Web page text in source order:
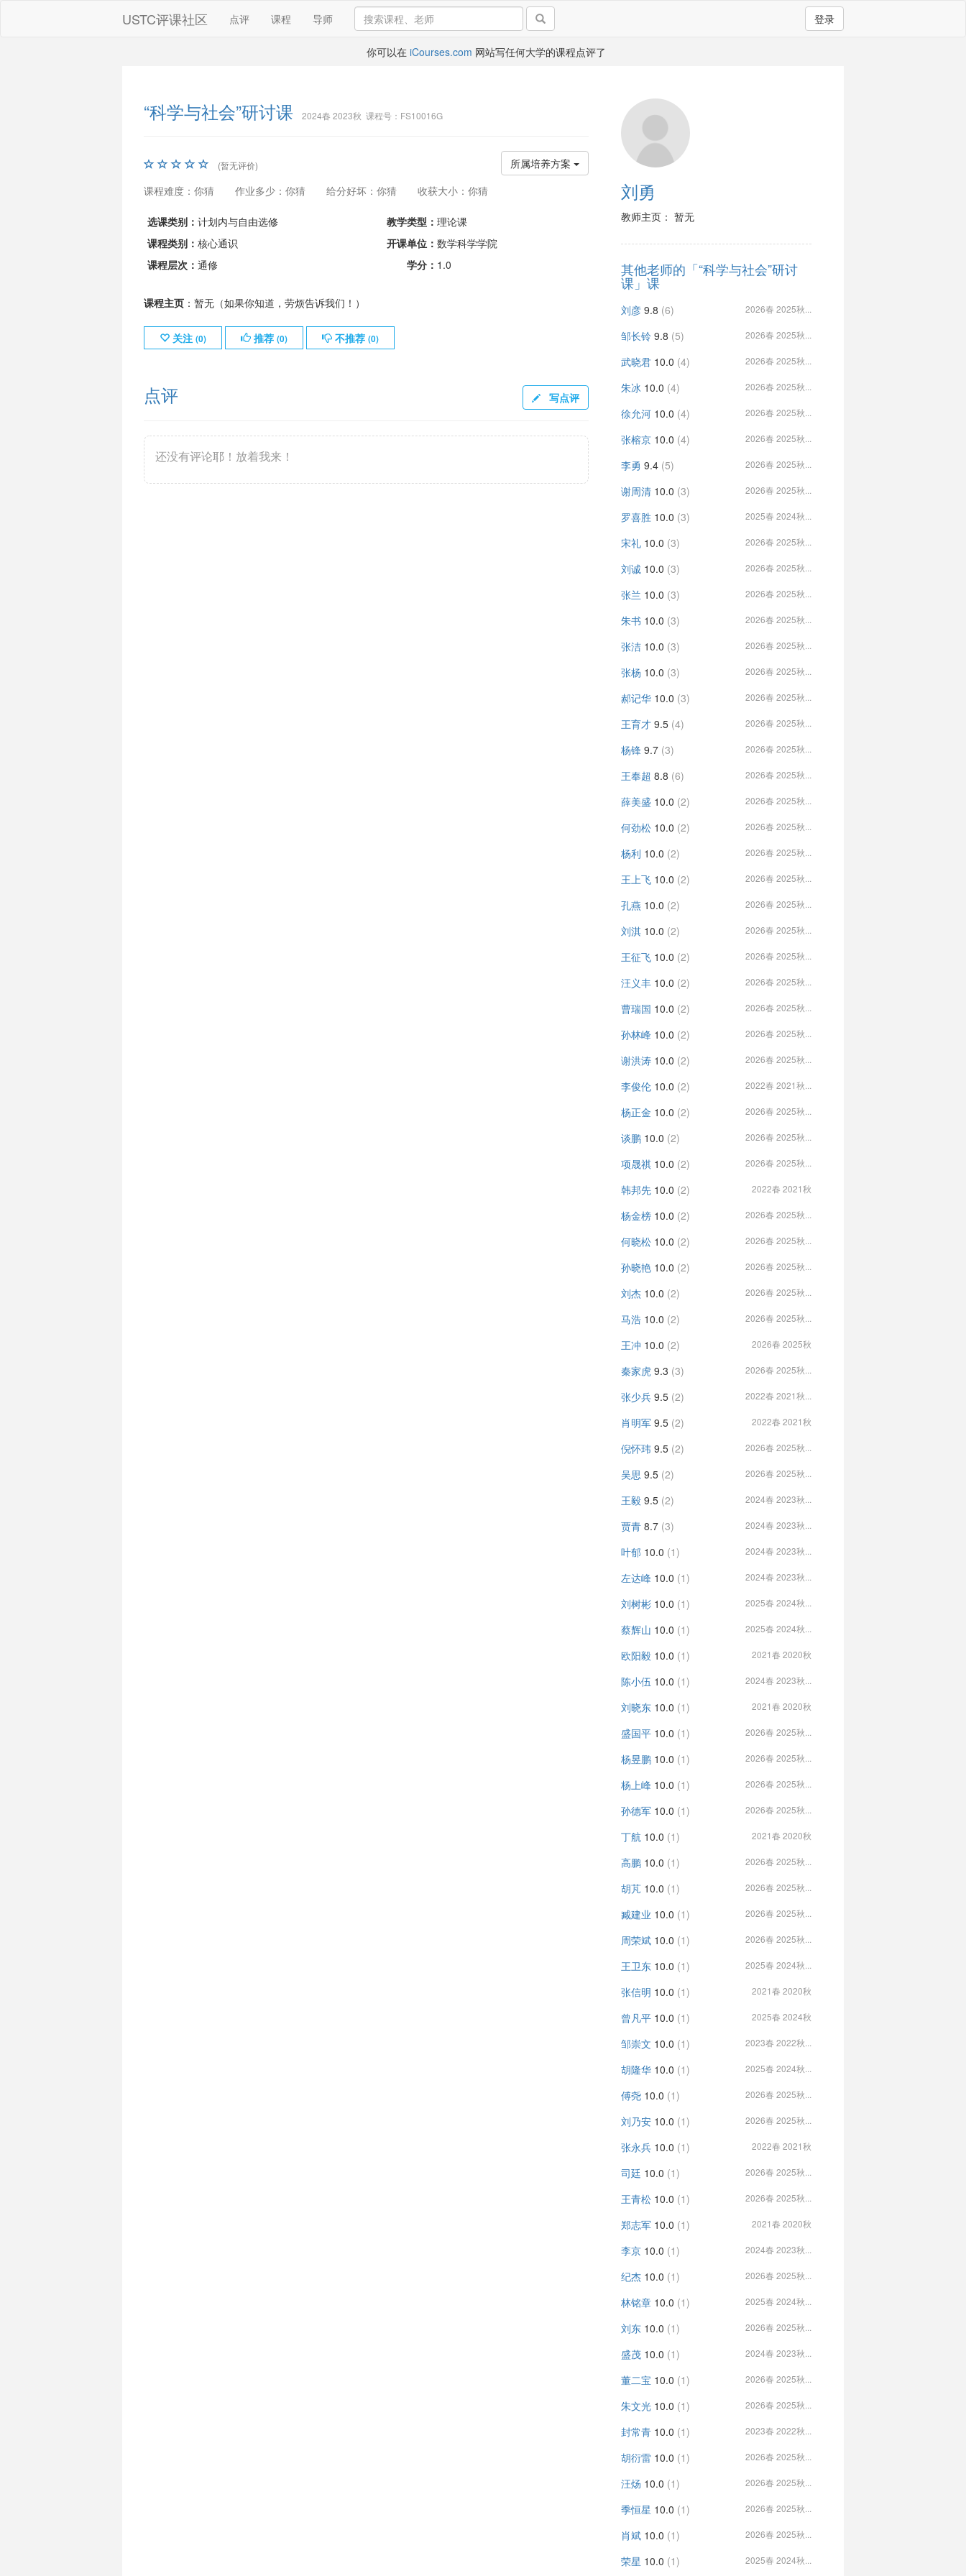
USTC评课社区 点评 课程 导师 登录
你可以在 iCourses.com 网站写任何大学的课程点评了
“科学与社会”研讨课 2024春 2023秋 课程号：FS10016G
所属培养方案
(暂无评价)
课程难度：你猜 作业多少：你猜 给分好坏：你猜 收获大小：你猜
选课类别： 计划内与自由选修 教学类型： 理论课
课程类别： 核心通识 开课单位： 数学科学学院
课程层次： 通修 学分： 1.0
课程主页：暂无（如果你知道，劳烦告诉我们！）
关注 (0) 推荐 (0) 不推荐 (0)
点评 写点评
还没有评论耶！放着我来！
刘勇
教师主页： 暂无
其他老师的「“科学与社会”研讨
课」课
刘彦 9.8 (6) 2026春 2025秋...
邹长铃 9.8 (5) 2026春 2025秋...
武晓君 10.0 (4) 2026春 2025秋...
朱冰 10.0 (4) 2026春 2025秋...
徐允河 10.0 (4) 2026春 2025秋...
张榕京 10.0 (4) 2026春 2025秋...
李勇 9.4 (5) 2026春 2025秋...
谢周清 10.0 (3) 2026春 2025秋...
罗喜胜 10.0 (3) 2025春 2024秋...
宋礼 10.0 (3) 2026春 2025秋...
刘诚 10.0 (3) 2026春 2025秋...
张兰 10.0 (3) 2026春 2025秋...
朱书 10.0 (3) 2026春 2025秋...
张洁 10.0 (3) 2026春 2025秋...
张杨 10.0 (3) 2026春 2025秋...
郝记华 10.0 (3) 2026春 2025秋...
王育才 9.5 (4) 2026春 2025秋...
杨锋 9.7 (3) 2026春 2025秋...
王奉超 8.8 (6) 2026春 2025秋...
薛美盛 10.0 (2) 2026春 2025秋...
何劲松 10.0 (2) 2026春 2025秋...
杨利 10.0 (2) 2026春 2025秋...
王上飞 10.0 (2) 2026春 2025秋...
孔燕 10.0 (2) 2026春 2025秋...
刘淇 10.0 (2) 2026春 2025秋...
王征飞 10.0 (2) 2026春 2025秋...
汪义丰 10.0 (2) 2026春 2025秋...
曹瑞国 10.0 (2) 2026春 2025秋...
孙林峰 10.0 (2) 2026春 2025秋...
谢洪涛 10.0 (2) 2026春 2025秋...
李俊伦 10.0 (2) 2022春 2021秋...
杨正金 10.0 (2) 2026春 2025秋...
谈鹏 10.0 (2) 2026春 2025秋...
项晟祺 10.0 (2) 2026春 2025秋...
韩邦先 10.0 (2) 2022春 2021秋
杨金榜 10.0 (2) 2026春 2025秋...
何晓松 10.0 (2) 2026春 2025秋...
孙晓艳 10.0 (2) 2026春 2025秋...
刘杰 10.0 (2) 2026春 2025秋...
马浩 10.0 (2) 2026春 2025秋...
王冲 10.0 (2) 2026春 2025秋
秦家虎 9.3 (3) 2026春 2025秋...
张少兵 9.5 (2) 2022春 2021秋...
肖明军 9.5 (2) 2022春 2021秋
倪怀玮 9.5 (2) 2026春 2025秋...
吴思 9.5 (2) 2026春 2025秋...
王毅 9.5 (2) 2024春 2023秋...
贾青 8.7 (3) 2024春 2023秋...
叶郁 10.0 (1) 2024春 2023秋...
左达峰 10.0 (1) 2024春 2023秋...
刘树彬 10.0 (1) 2025春 2024秋...
蔡辉山 10.0 (1) 2025春 2024秋...
欧阳毅 10.0 (1) 2021春 2020秋
陈小伍 10.0 (1) 2024春 2023秋...
刘晓东 10.0 (1) 2021春 2020秋
盛国平 10.0 (1) 2026春 2025秋...
杨昱鹏 10.0 (1) 2026春 2025秋...
杨上峰 10.0 (1) 2026春 2025秋...
孙德军 10.0 (1) 2026春 2025秋...
丁航 10.0 (1) 2021春 2020秋
高鹏 10.0 (1) 2026春 2025秋...
胡芃 10.0 (1) 2026春 2025秋...
臧建业 10.0 (1) 2026春 2025秋...
周荣斌 10.0 (1) 2026春 2025秋...
王卫东 10.0 (1) 2025春 2024秋...
张信明 10.0 (1) 2021春 2020秋
曾凡平 10.0 (1) 2025春 2024秋
邹崇文 10.0 (1) 2023春 2022秋...
胡隆华 10.0 (1) 2025春 2024秋...
傅尧 10.0 (1) 2026春 2025秋...
刘乃安 10.0 (1) 2026春 2025秋...
张永兵 10.0 (1) 2022春 2021秋
司廷 10.0 (1) 2026春 2025秋...
王青松 10.0 (1) 2026春 2025秋...
郑志军 10.0 (1) 2021春 2020秋
李京 10.0 (1) 2024春 2023秋...
纪杰 10.0 (1) 2026春 2025秋...
林铭章 10.0 (1) 2025春 2024秋...
刘东 10.0 (1) 2026春 2025秋...
盛茂 10.0 (1) 2024春 2023秋...
董二宝 10.0 (1) 2026春 2025秋...
朱文光 10.0 (1) 2026春 2025秋...
封常青 10.0 (1) 2023春 2022秋...
胡衍雷 10.0 (1) 2026春 2025秋...
汪炀 10.0 (1) 2026春 2025秋...
季恒星 10.0 (1) 2026春 2025秋...
肖斌 10.0 (1) 2026春 2025秋...
荣星 10.0 (1) 2025春 2024秋...